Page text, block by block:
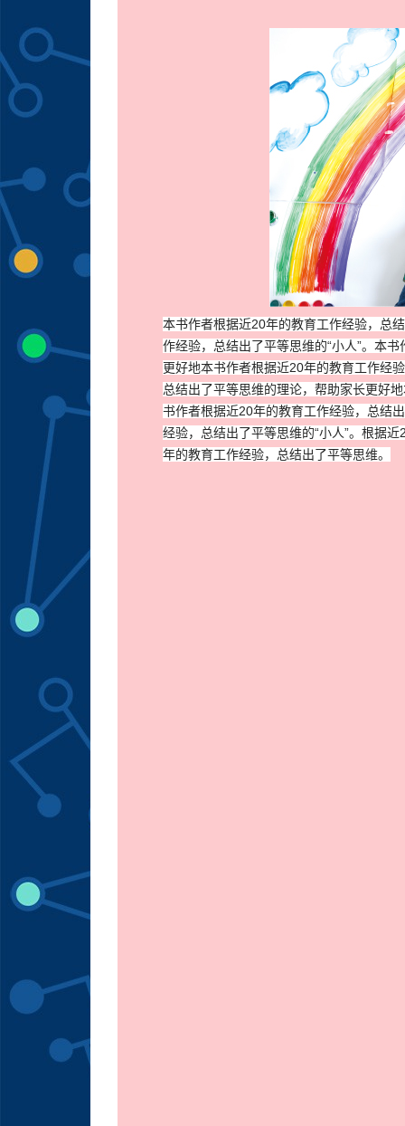
本书作者根据近20年的教育工作经验，总
作经验，总结出了平等思维的“小人”。本
更好地本书作者根据近20年的教育工作经
总结出了平等思维的理论，帮助家长更好
书作者根据近20年的教育工作经验，总结
经验，总结出了平等思维的“小人”。根据
年的教育工作经验，总结出了平等思维。